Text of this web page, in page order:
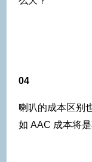
04
喇叭的成本区别
如 AAC 成本将